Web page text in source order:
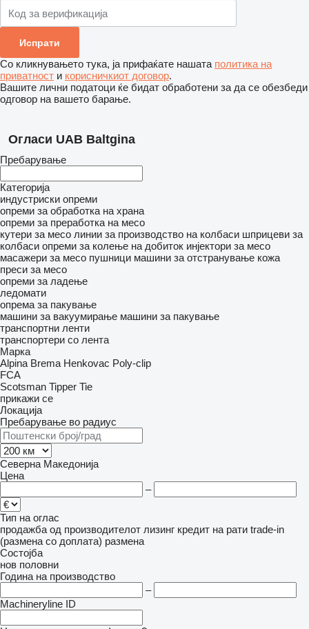
Со кликнувањето тука, ја прифаќате нашата политика на
приватност и корисничкиот договор.
Вашите лични податоци ќе бидат обработени за да се обезбеди
одговор на вашето барање.
Огласи UAB Baltgina
Пребарување
Категорија
индустриски опреми
опреми за обработка на храна
опреми за преработка на месо
кутери за месо линии за производство на колбаси шприцеви за
колбаси опреми за колење на добиток инјектори за месо
масажери за месо пушници машини за отстранување кожа
преси за месо
опреми за ладење
ледомати
опрема за пакување
машини за вакуумирање машини за пакување
транспортни ленти
транспортери со лента
Марка
Alpina Brema Henkovac Poly-clip
FCA
Scotsman Tipper Tie
прикажи се
Локација
Пребарување во радиус
Северна Македонија
Цена
–
Тип на оглас
продажба од производителот лизинг кредит на рати trade-in
(размена со доплата) размена
Состојба
нов половни
Година на производство
–
Machineryline ID